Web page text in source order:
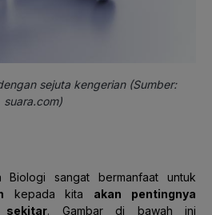
sejuta kengerian (Sumber:
suara.com)
sangat bermanfaat untuk
kepada kita akan pentingnya
sekitar. Gambar di bawah ini